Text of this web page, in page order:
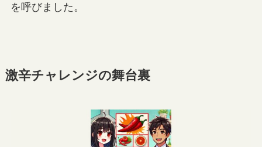
を呼びました。
激辛チャレンジの舞台裏